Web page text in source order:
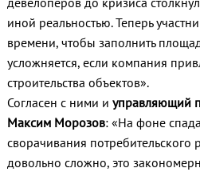
иной реальностью. Теперь
времени, чтобы заполнить
усложняется, если компания
строительства объектов».
Согласен с ними и управляющий
Максим Морозов: «На фоне
сворачивания потребительского
довольно сложно, это